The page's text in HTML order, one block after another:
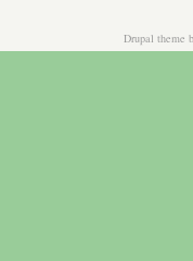
Drupal theme